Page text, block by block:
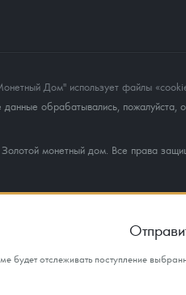
Дом" использует файлы
данные обрабатывались, пожалуйста,
монетный дом. Все права
будет отслеживать поступление